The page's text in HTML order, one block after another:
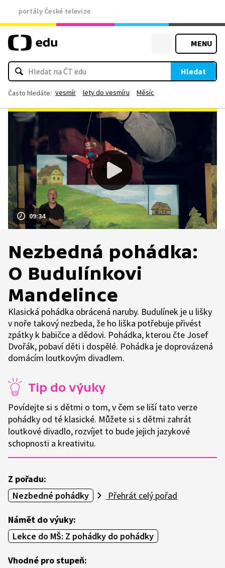
portály České televize
MENU
Hledat
Často hledáte: vesmír lety do vesmíru Měsíc
09:34
Nezbedná pohádka:
O Budulínkovi
Mandelince
Klasická pohádka obrácená naruby. Budulínek je u lišky
v noře takový nezbeda, že ho liška potřebuje přivést
zpátky k babičce a dědovi. Pohádka, kterou čte Josef
Dvořák, pobaví děti i dospělé. Pohádka je doprovázená
domácím loutkovým divadlem.
Tip do výuky
Povídejte si s dětmi o tom, v čem se liší tato verze
pohádky od té klasické. Můžete si s dětmi zahrát
loutkové divadlo, rozvíjet to bude jejich jazykové
schopnosti a kreativitu.
Z pořadu:
Nezbedné pohádky
Přehrát celý pořad
Námět do výuky:
Lekce do MŠ: Z pohádky do pohádky
Vhodné pro stupeň: